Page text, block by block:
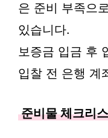
은 준비 부족으
있습니다.
보증금 입금 후
입찰 전 은행 계
준비물 체크리